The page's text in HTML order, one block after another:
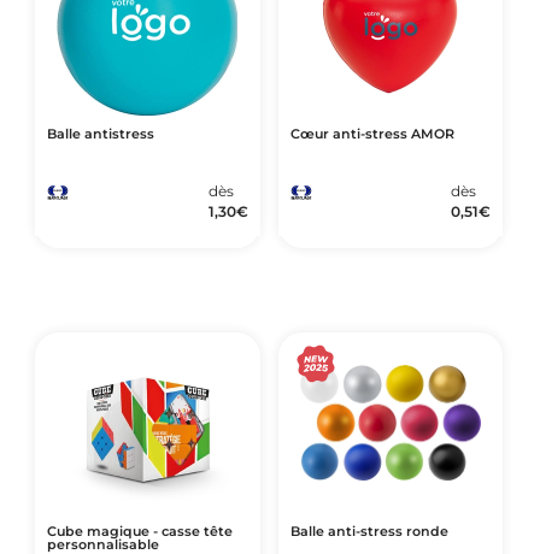
Balle antistress
dès
1,30€
Cœur anti-stress AMOR
dès
0,51€
Cube magique - casse tête
personnalisable
Balle anti-stress ronde